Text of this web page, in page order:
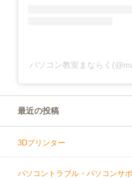
パソコン教室まならく
最近の投稿
3Dプリンター
パソコントラブル・パソコンサ